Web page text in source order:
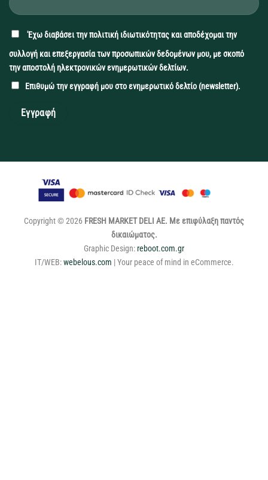
'Εχω διαβάσει τηνπολιτική ιδιωτικότητας και αποδέχομαι την
συλλογή και επεξεργασία των προσωπικών δεδομένων μου, με σκοπό
την αποστολή ηλεκτρονικών ενημερωτικών δελτίων.
Επιθυμώ την εγγραφή μου στο ενημερωτικό δελτίο (newsletter).
Copyright © 2026 FRESH MARKET DELI ΑΕ. Με επιφύλαξη παντός
δικαιώματος.
Graphic Design: reboot.com.gr
IT/WEB:webelous.com | Your peace of mind in eCommerce.